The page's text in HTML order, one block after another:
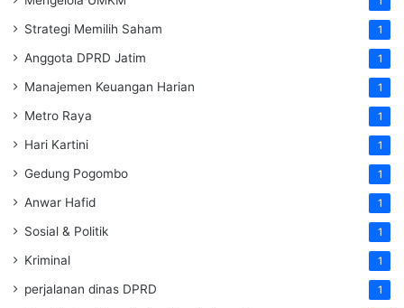
Strategi Memilih Saham 1
Anggota DPRD Jatim 1
Manajemen Keuangan Harian 1
Metro Raya 1
Hari Kartini 1
Gedung Pogombo 1
Anwar Hafid 1
Sosial & Politik 1
Kriminal 1
perjalanan dinas DPRD 1